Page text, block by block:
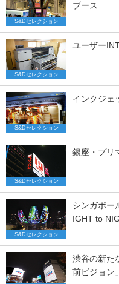
S&Dセレクション
ブース
S&Dセレクション
ユーザー
S&Dセレクション
インクジェ
S&Dセレクション
銀座・プリ
S&Dセレクション
シンガポー
IGHT to
渋谷の新た
前ビジョン」